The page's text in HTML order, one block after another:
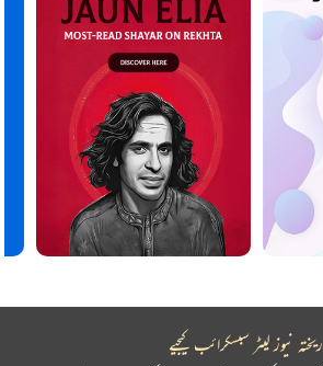
ریختہ نیوز لیٹر سبسکرائب کیجیے